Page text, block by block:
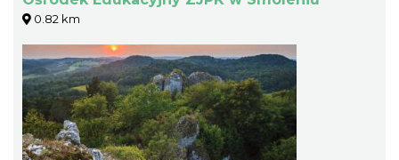
0.82 km